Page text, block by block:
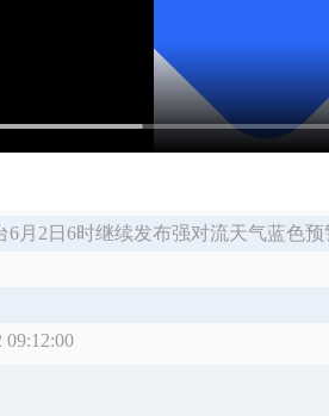
6月2日6时继续发布强对流天气蓝色
09:12:00